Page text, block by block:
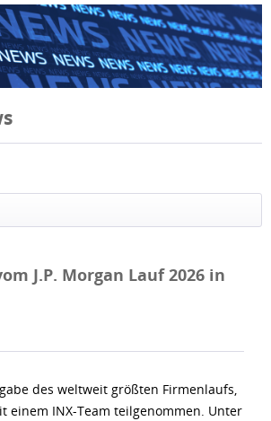
J.P. Morgan Lauf 2026 in
des weltweit größten Firmenlaufs,
einem INX-Team teilgenommen. Unter